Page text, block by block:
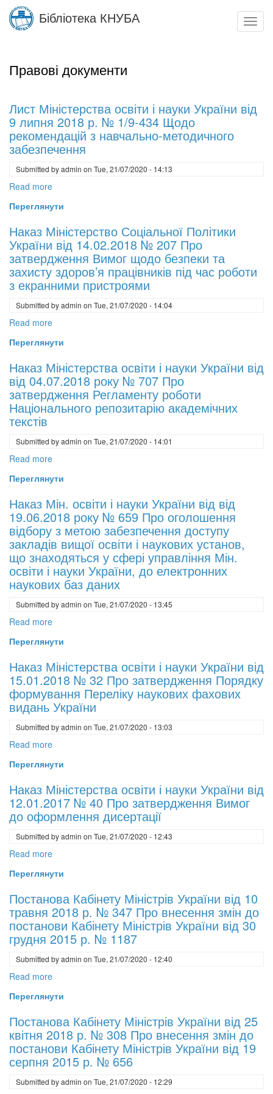
Skip
main
Бібліотека КНУБА
Правові документи
Лист Міністерства освіти і науки України від
9 липня 2018 р. № 1/9-434 Щодо
рекомендацій з навчально-методичного
забезпечення
Submitted byadmin on Tue, 21/07/2020 - 14:13
Read more
Міністерства
освіти
і
науки
України
від
9
липня
№
1/9-
434
Щодо
рекомендацій
з
методичного
Переглянути
Наказ Міністерство Соціальної Політики
України від 14.02.2018 № 207 Про
затвердження Вимог щодо безпеки та
захисту здоров’я працівників під час роботи
з екранними пристроями
Submitted byadmin on Tue, 21/07/2020 - 14:04
Read more
Міністерство
Соціальної
Політики
України
від
14.02.2018
207
Вимог
щодо
безпеки
та
захисту
здоров’я
працівників
під
час
роботи
пристроями
Переглянути
Наказ Міністерства освіти і науки України від
від 04.07.2018 року № 707 Про
затвердження Регламенту роботи
Національного репозитарію академічних
текстів
Submitted byadmin on Tue, 21/07/2020 - 14:01
Read more
Міністерства
освіти
і
науки
України
від
від
04.07.2018
року
№
затвердження
Регламенту
роботи
Національного
репозитарію
академічних
текстів
Переглянути
Наказ Мін. освіти і науки України від від
19.06.2018 року № 659 Про оголошення
відбору з метою забезпечення доступу
закладів вищої освіти і наукових установ,
що знаходяться у сфері управління Мін.
освіти і науки України, до електронних
наукових баз даних
Submitted byadmin on Tue, 21/07/2020 - 13:45
Read more
Мін.
освіти
і
науки
України
від
від
№
659
Про
оголошення
відбору
з
доступу
вищої
освіти
і
наукових
установ,
у
управління
Мін.
освіти
і
науки
Переглянути
Наказ Міністерства освіти і науки України від
15.01.2018 № 32 Про затвердження Порядку
формування Переліку наукових фахових
видань України
Submitted byadmin on Tue, 21/07/2020 - 13:03
Read more
Міністерства
освіти
і
науки
України
від
32
затвердження
Порядку
формування
Переліку
наукових
України
Переглянути
Наказ Міністерства освіти і науки України від
12.01.2017 № 40 Про затвердження Вимог
до оформлення дисертації
Submitted byadmin on Tue, 21/07/2020 - 12:43
Read more
Міністерства
освіти
і
науки
України
від
12.01.2017
Про
затвердження
Вимог
до
оформлення
дисертації
Переглянути
Постанова Кабінету Міністрів України від 10
травня 2018 р. № 347 Про внесення змін до
постанови Кабінету Міністрів України від 30
грудня 2015 р. № 1187
Submitted byadmin on Tue, 21/07/2020 - 12:40
Read more
Кабінету
Міністрів
України
від
10
травня
2018
Переглянути
Постанова Кабінету Міністрів України від 25
квітня 2018 р. № 308 Про внесення змін до
постанови Кабінету Міністрів України від 19
серпня 2015 р. № 656
Submitted byadmin on Tue, 21/07/2020 - 12:29